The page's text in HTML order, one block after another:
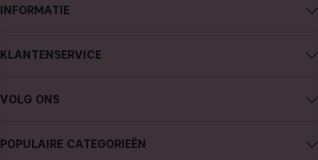
INFORMATIE
Carrière
KLANTENSERVICE
Aankoop annuleren
VOLG ONS
Facebook
POPULAIRE CATEGORIEËN